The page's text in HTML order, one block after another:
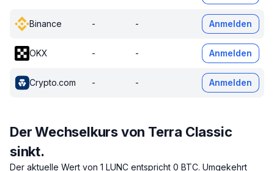
Binance - - Anmelden
OKX - - Anmelden
Crypto.com - - Anmelden
Der Wechselkurs von Terra Classic
sinkt.
Der aktuelle Wert von 1 LUNC entspricht 0 BTC. Umgekehrt